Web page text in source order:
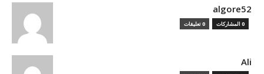
algore52
0 المشاركات 0 تعليقات
Ali